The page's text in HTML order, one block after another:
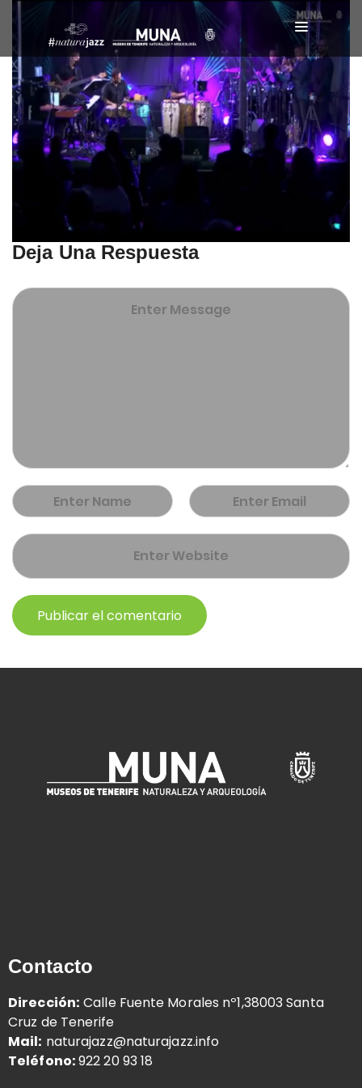
Deja Una Respuesta
Contacto
Dirección: Calle Fuente Morales nº1,38003 Santa
Cruz de Tenerife
Mail: naturajazz@naturajazz.info
Teléfono:922 20 93 18